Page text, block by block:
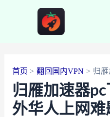
首页 翻回国内VPN 归
归雁加速器
外华人上网难